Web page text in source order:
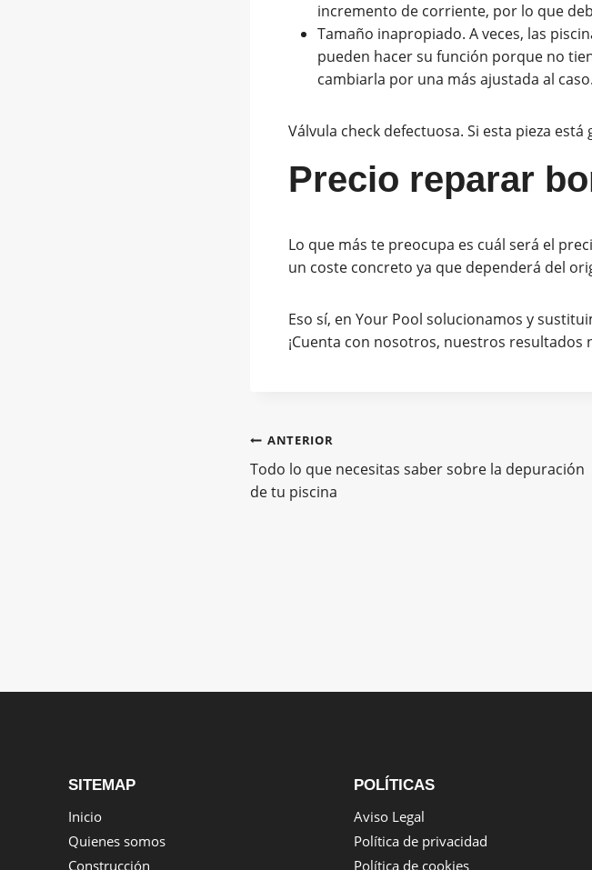
incremento de corriente, por lo que
Tamaño inapropiado. A veces, las
pueden hacer su función porque no
cambiarla por una más ajustada al caso.
Válvula check defectuosa. Si esta pieza
Precio reparar
Lo que más te preocupa es cuál será el
un coste concreto ya que dependerá del
Eso sí, en Your Pool solucionamos y
¡Cuenta con nosotros, nuestros resultados
ANTERIOR
Todo lo que necesitas saber sobre la depuración
de tu piscina
SITEMAP
Inicio
Quienes somos
Construcción
POLÍTICAS
Aviso Legal
Política de privacidad
Política de cookies